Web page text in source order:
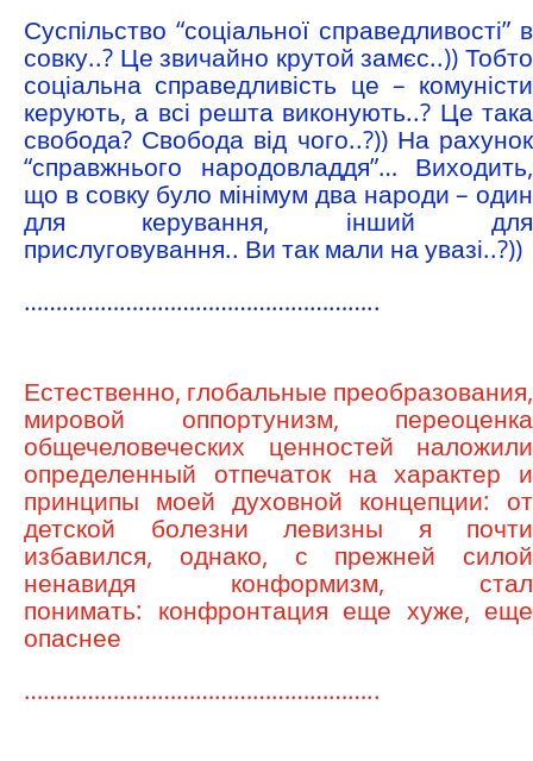
Суспільство “соціальної справедливості” в
совку..? Це звичайно крутой замєс..)) Тобто
соціальна справедливість це – комуністи
керують, а всі решта виконують..? Це така
свобода? Свобода від чого..?)) На рахунок
“справжнього народовладдя”… Виходить,
що в совку було мінімум два народи – один
для керування, інший для
прислуговування.. Ви так мали на увазі..?))
………………………………………………..
Естественно, глобальные преобразования,
мировой оппортунизм, переоценка
общечеловеческих ценностей наложили
определенный отпечаток на характер и
принципы моей духовной концепции: от
детской болезни левизны я почти
избавился, однако, с прежней силой
ненавидя конформизм, стал
понимать: конфронтация еще хуже, еще
опаснее
………………………………………………..